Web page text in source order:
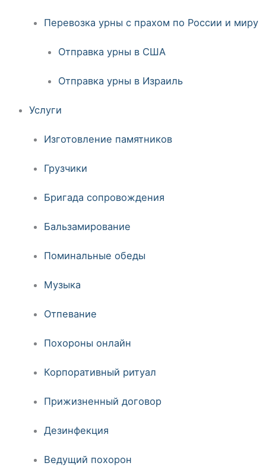
Перевозка урны с прахом по России и миру
Отправка урны в США
Отправка урны в Израиль
Услуги
Изготовление памятников
Грузчики
Бригада сопровождения
Бальзамирование
Поминальные обеды
Музыка
Отпевание
Похороны онлайн
Корпоративный ритуал
Прижизненный договор
Дезинфекция
Ведущий похорон